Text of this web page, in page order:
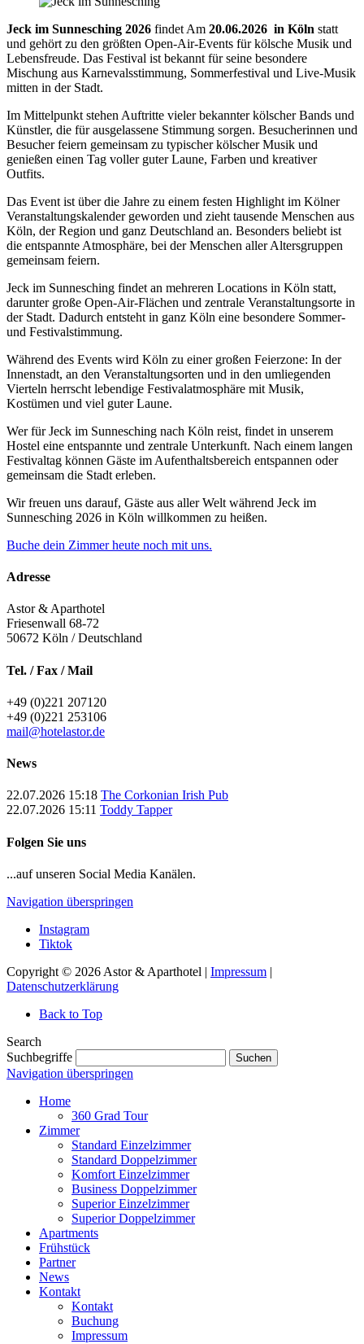
Jeck im Sunnesching 2026 findet Am 20.06.2026 in Köln statt
und gehört zu den größten Open-Air-Events für kölsche Musik und
Lebensfreude. Das Festival ist bekannt für seine besondere
Mischung aus Karnevalsstimmung, Sommerfestival und Live-Musik
mitten in der Stadt.
Im Mittelpunkt stehen Auftritte vieler bekannter kölscher Bands und
Künstler, die für ausgelassene Stimmung sorgen. Besucherinnen und
Besucher feiern gemeinsam zu typischer kölscher Musik und
genießen einen Tag voller guter Laune, Farben und kreativer
Outfits.
Das Event ist über die Jahre zu einem festen Highlight im Kölner
Veranstaltungskalender geworden und zieht tausende Menschen aus
Köln, der Region und ganz Deutschland an. Besonders beliebt ist
die entspannte Atmosphäre, bei der Menschen aller Altersgruppen
gemeinsam feiern.
Jeck im Sunnesching findet an mehreren Locations in Köln statt,
darunter große Open-Air-Flächen und zentrale Veranstaltungsorte in
der Stadt. Dadurch entsteht in ganz Köln eine besondere Sommer-
und Festivalstimmung.
Während des Events wird Köln zu einer großen Feierzone: In der
Innenstadt, an den Veranstaltungsorten und in den umliegenden
Vierteln herrscht lebendige Festivalatmosphäre mit Musik,
Kostümen und viel guter Laune.
Wer für Jeck im Sunnesching nach Köln reist, findet in unserem
Hostel eine entspannte und zentrale Unterkunft. Nach einem langen
Festivaltag können Gäste im Aufenthaltsbereich entspannen oder
gemeinsam die Stadt erleben.
Wir freuen uns darauf, Gäste aus aller Welt während Jeck im
Sunnesching 2026 in Köln willkommen zu heißen.
Buche dein Zimmer heute noch mit uns.
Adresse
Astor & Aparthotel
Friesenwall 68-72
50672 Köln / Deutschland
Tel. / Fax / Mail
+49 (0)221 207120
+49 (0)221 253106
mail@hotelastor.de
News
22.07.2026 15:18 The Corkonian Irish Pub
22.07.2026 15:11 Toddy Tapper
Folgen Sie uns
...auf unseren Social Media Kanälen.
Navigation überspringen
Instagram
Tiktok
Copyright © 2026 Astor & Aparthotel | Impressum |
Datenschutzerklärung
Back to Top
Search
Suchbegriffe
Suchen
Navigation überspringen
Home
360 Grad Tour
Zimmer
Standard Einzelzimmer
Standard Doppelzimmer
Komfort Einzelzimmer
Business Doppelzimmer
Superior Einzelzimmer
Superior Doppelzimmer
Apartments
Frühstück
Partner
News
Kontakt
Kontakt
Buchung
Impressum